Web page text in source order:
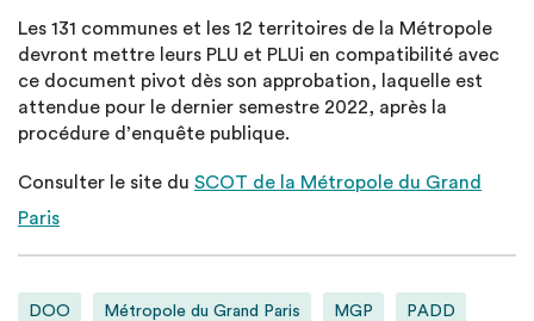
Les 131 communes et les 12 territoires de la Métropole
devront mettre leurs PLU et PLUi en compatibilité avec
ce document pivot dès son approbation, laquelle est
attendue pour le dernier semestre 2022, après la
procédure d’enquête publique.
Consulter le site du SCOT de la Métropole du Grand
Paris
DOO Métropole du Grand Paris MGP PADD